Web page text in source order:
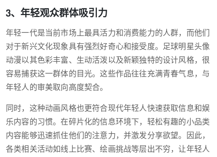
3、年轻观众群体吸引力
年轻一代是当前市场上最具活力和消费能力的人群，而他们
对于新兴文化现象具有强烈好奇心和接受度。足球明星头像
动漫以其色彩丰富、生动活泼以及新颖独特的设计风格，很
容易捕获这一群体的目光。这些作品往往充满青春气息，与
年轻人的审美取向高度契合。
同时，这种动画风格也更符合现代年轻人快速获取信息和娱
乐内容的习惯。在碎片化的信息环境下，轻松有趣的小品类
内容能够迅速抓住他们的注意力，并激发分享欲望。因此，
各类相关活动如线上比赛、绘画挑战等层出不穷，让年轻人